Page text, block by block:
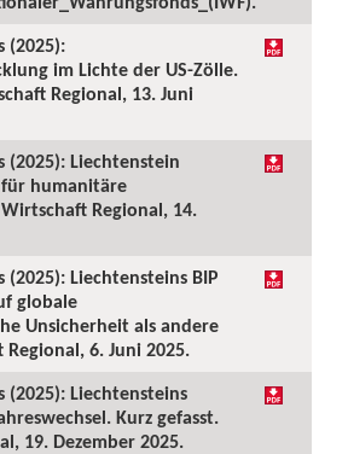
(2025):
im Lichte der US-Zölle.
Regional, 13. Juni
(2025): Liechtenstein
humanitäre
Regional, 14.
Liechtensteins BIP
globale
Unsicherheit als andere
6. Juni 2025.
(2025): Liechtensteins
Kurz gefasst.
19. Dezember 2025.